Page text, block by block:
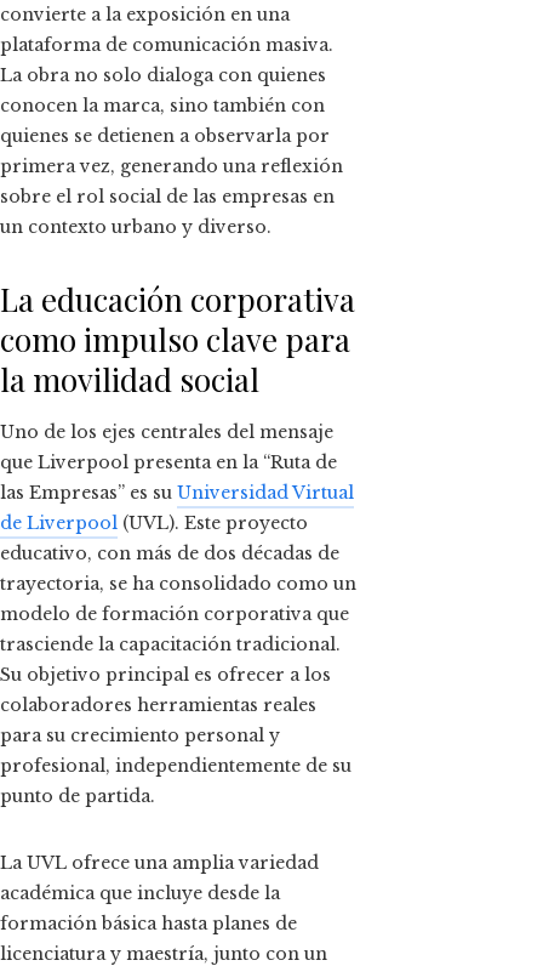
convierte a la exposición en una
plataforma de comunicación masiva.
La obra no solo dialoga con quienes
conocen la marca, sino también con
quienes se detienen a observarla por
primera vez, generando una reflexión
sobre el rol social de las empresas en
un contexto urbano y diverso.
La educación corporativa
como impulso clave para
la movilidad social
Uno de los ejes centrales del mensaje
que Liverpool presenta en la “Ruta de
las Empresas” es su Universidad Virtual
de Liverpool (UVL). Este proyecto
educativo, con más de dos décadas de
trayectoria, se ha consolidado como un
modelo de formación corporativa que
trasciende la capacitación tradicional.
Su objetivo principal es ofrecer a los
colaboradores herramientas reales
para su crecimiento personal y
profesional, independientemente de su
punto de partida.
La UVL ofrece una amplia variedad
académica que incluye desde la
formación básica hasta planes de
licenciatura y maestría, junto con un